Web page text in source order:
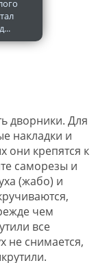
дворники. Для
накладки и
они крепятся к
саморезы и
(жабо) и
чем
все
не снимается,